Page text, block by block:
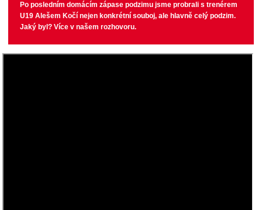
Po posledním domácím zápase podzimu jsme probrali s trenérem
U19 Alešem Kočí nejen konkrétní souboj, ale hlavně celý podzim.
Jaký byl? Více v našem rozhovoru.